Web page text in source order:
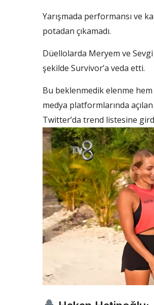
Yarışmada performansı ve
potadan çıkamadı.
Düellolarda Meryem ve
şekilde Survivor’a veda etti.
Bu beklenmedik elenme
medya platformlarında
Twitter’da trend listesine